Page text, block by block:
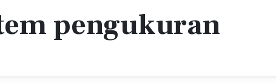
pengukuran